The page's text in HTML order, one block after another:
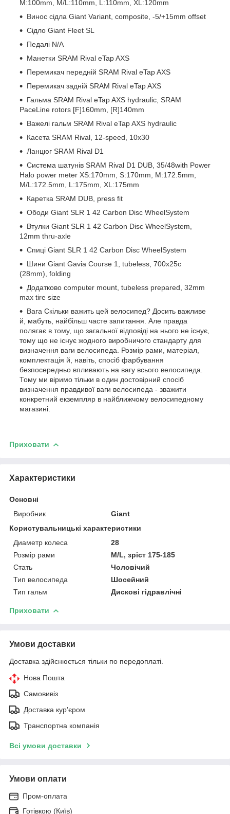
M:100mm, M/L:110mm, L:110mm, XL:120mm
Винос сідла Giant Variant, composite, -5/+15mm offset
Сідло Giant Fleet SL
Педалі N/A
Манетки SRAM Rival eTap AXS
Перемикач передній SRAM Rival eTap AXS
Перемикач задній SRAM Rival eTap AXS
Гальма SRAM Rival eTap AXS hydraulic, SRAM
PaceLine rotors [F]160mm, [R]140mm
Важелі гальм SRAM Rival eTap AXS hydraulic
Касета SRAM Rival, 12-speed, 10x30
Ланцюг SRAM Rival D1
Система шатунів SRAM Rival D1 DUB, 35/48with Power
Halo power meter XS:170mm, S:170mm, M:172.5mm,
M/L:172.5mm, L:175mm, XL:175mm
Каретка SRAM DUB, press fit
Ободи Giant SLR 1 42 Carbon Disc WheelSystem
Втулки Giant SLR 1 42 Carbon Disc WheelSystem,
12mm thru-axle
Спиці Giant SLR 1 42 Carbon Disc WheelSystem
Шини Giant Gavia Course 1, tubeless, 700x25c
(28mm), folding
Додатково computer mount, tubeless prepared, 32mm
max tire size
Вага Скільки важить цей велосипед? Досить важливе
й, мабуть, найбільш часте запитання. Але правда
полягає в тому, що загальної відповіді на нього не існує,
тому що не існує жодного виробничого стандарту для
визначення ваги велосипеда. Розмір рами, матеріал,
комплектація й, навіть, спосіб фарбування
безпосередньо впливають на вагу всього велосипеда.
Тому ми віримо тільки в один достовірний спосіб
визначення правдивої ваги велосипеда - зважити
конкретний екземпляр в найближчому велосипедному
магазині.
Приховати
Характеристики
Основні
Виробник
Giant
Користувальницькі характеристики
Диаметр колеса
28
Розмір рами
M/L, зріст 175-185
Стать
Чоловічий
Тип велосипеда
Шосейний
Тип гальм
Дискові гідравлічні
Приховати
Умови доставки
Доставка здійснюється тільки по передоплаті.
Нова Пошта
Самовивіз
Доставка кур'єром
Транспортна компанія
Всі умови доставки
Умови оплати
Пром-оплата
Готівкою (Київ)